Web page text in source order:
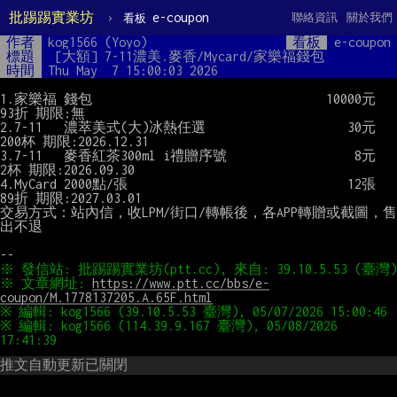
批踢踢實業坊 › 看板 e-coupon 關於我們
聯絡資訊
作者 kog1566 (Yoyo) 看板
e-coupon
標題
[大額] 7-11濃美.麥香/Mycard/家樂福錢包
時間
Thu May  7 15:00:03 2026
1.家樂福 錢包                                 10000元
93折 期限:無
2.7-11   濃萃美式(大)冰熱任選                    30元
200杯 期限:2026.12.31
3.7-11   麥香紅茶300ml i禮贈序號                  8元
2杯 期限:2026.09.30
4.MyCard 2000點/張                               12張
89折 期限:2027.03.01
交易方式：站內信，收LPM/街口/轉帳後，各APP轉贈或截圖，售
出不退
※ 文章網址: https://www.ptt.cc/bbs/e-
coupon/M.1778137205.A.65F.html
※ 編輯: kog1566 (114.39.9.167 臺灣), 05/08/2026
推文自動更新已關閉